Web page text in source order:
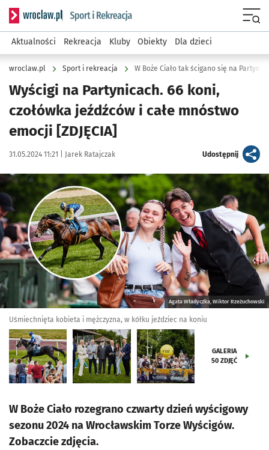
Serwis informacyjny wroclaw.pl podserwis: Sport i rekreacja
Aktualności Rekreacja Kluby Obiekty Dla dzieci
wroclaw.pl Sport i rekreacja W Boże Ciało tak ścigano się na
Wyścigi na Partynicach. 66 koni,
czołówka jeźdźców i całe mnóstwo
emocji [ZDJĘCIA]
Data publikacji:
31.05.2024 11:21 | Autor:
Jarek Ratajczak Udostępnijartykuł
Kliknij, aby zobaczyć galerię
Agata Władyczka, Wiktor Rzeżuchowski
Uśmiechnięta kobieta i mężczyzna, w kółku jeździec na koniu
GALERIA
50 ZDJĘĆ
W Boże Ciało rozegrano czwarty dzień wyścigowy
sezonu 2024 na Wrocławskim Torze Wyścigów.
Zobaczcie zdjęcia.